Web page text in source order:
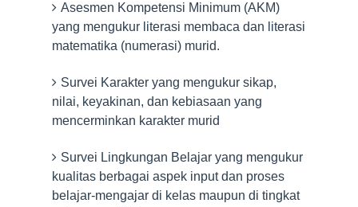
Asesmen Kompetensi Minimum (AKM)
yang mengukur literasi membaca dan literasi
matematika (numerasi) murid.
Survei Karakter yang mengukur sikap,
nilai, keyakinan, dan kebiasaan yang
mencerminkan karakter murid
Survei Lingkungan Belajar yang mengukur
kualitas berbagai aspek input dan proses
belajar-mengajar di kelas maupun di tingkat